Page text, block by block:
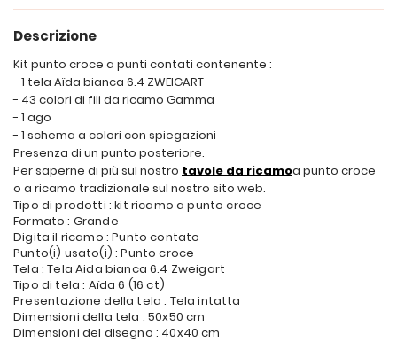
Descrizione
Kit punto croce a punti contati contenente :
- 1 tela Aïda bianca 6.4 ZWEIGART
- 43 colori di fili da ricamo Gamma
- 1 ago
- 1 schema a colori con spiegazioni
Presenza di un punto posteriore.
Per saperne di più sul nostro tavole da ricamoa punto croce
o a ricamo tradizionale sul nostro sito web.
Tipo di prodotti : kit ricamo a punto croce
Formato : Grande
Digita il ricamo : Punto contato
Punto(i) usato(i) : Punto croce
Tela : Tela Aida bianca 6.4 Zweigart
Tipo di tela : Aïda 6 (16 ct)
Presentazione della tela : Tela intatta
Dimensioni della tela : 50x50 cm
Dimensioni del disegno : 40x40 cm